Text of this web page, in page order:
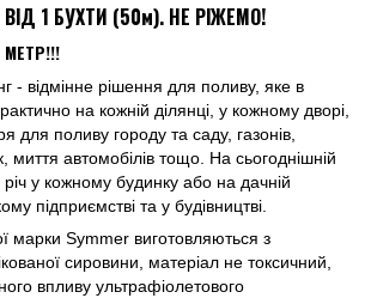
1 БУХТИ (50м). НЕ РІЖЕМО!
МЕТР!!!
- відмінне рішення для поливу, яке в
на кожній ділянці, у кожному дворі,
для поливу городу та саду, газонів,
миття автомобілів тощо. На сьогоднішній
у кожному будинку або на дачній
підприємстві та у будівництві.
марки Symmer виготовляються з
сировини, матеріал не токсичний,
впливу ультрафіолетового